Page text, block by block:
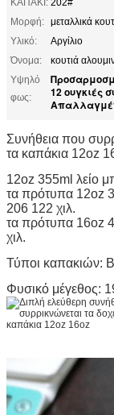
ΚΑΠΑΚΙ: 202#
Μορφή: μεταλλικά
Υλικό:
Αργίλιο
Όνομα:
κουτιά
Υψηλό
φως:
12 ουγκιές
Συνήθεια που
τα καπάκια 12oz
12oz 355ml λείο
τα πρότυπα 12oz
206 122 χιλ.
τα πρότυπα 16oz
χιλ.
Τύποι καπακιών:
Φυσικό μέγεθος: